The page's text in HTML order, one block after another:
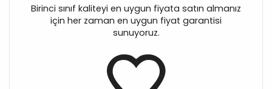
Birinci sınıf kaliteyi en uygun fiyata satın almanız
için her zaman en uygun fiyat garantisi
sunuyoruz.